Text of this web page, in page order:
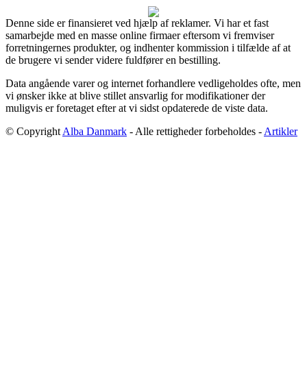
Denne side er finansieret ved hjælp af reklamer. Vi har et fast
samarbejde med en masse online firmaer eftersom vi fremviser
forretningernes produkter, og indhenter kommission i tilfælde af at
de brugere vi sender videre fuldfører en bestilling.
Data angående varer og internet forhandlere vedligeholdes ofte, men
vi ønsker ikke at blive stillet ansvarlig for modifikationer der
muligvis er foretaget efter at vi sidst opdaterede de viste data.
© Copyright Alba Danmark - Alle rettigheder forbeholdes - Artikler